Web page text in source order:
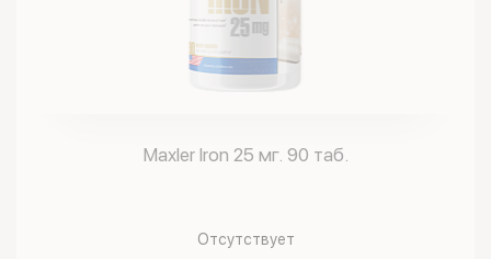
Maxler Iron 25 мг. 90 таб.
Отсутствует